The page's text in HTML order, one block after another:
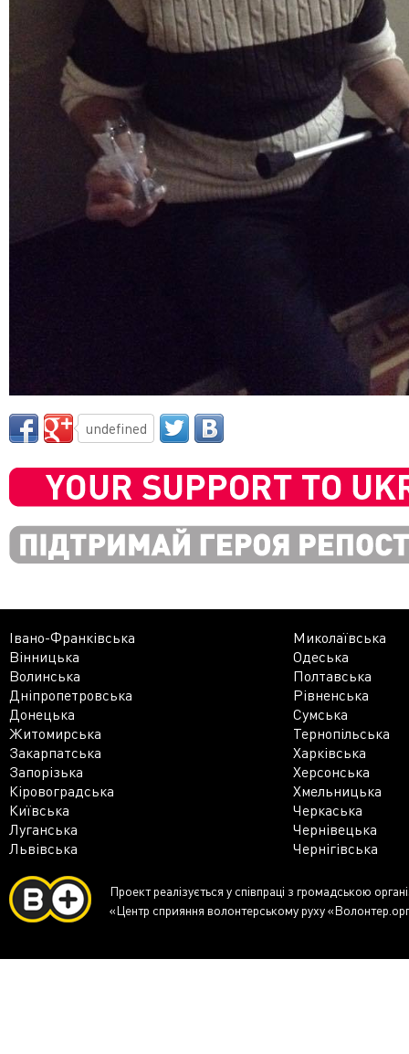
undefined
Івано-Франківська
Миколаївська
Вінницька
Одеська
Волинська
Полтавська
Дніпропетровська
Рівненська
Донецька
Сумська
Житомирська
Тернопільська
Закарпатська
Харківська
Запорізька
Херсонська
Кіровоградська
Хмельницька
Київська
Черкаська
Луганська
Чернівецька
Львівська
Чернігівська
Проект реалізується у співпраці з громадською
«Центр сприяння волонтерському руху